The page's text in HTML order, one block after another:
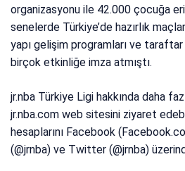
organizasyonu ile 42.000 çocuğa
senelerde Türkiye’de hazırlık
yapı gelişim programları ve
birçok etkinliğe imza atmıştı.
jr.nba Türkiye Ligi hakkında daha
jr.nba.com web sitesini ziyaret
hesaplarını Facebook
(@jrnba) ve Twitter (@jrnba)